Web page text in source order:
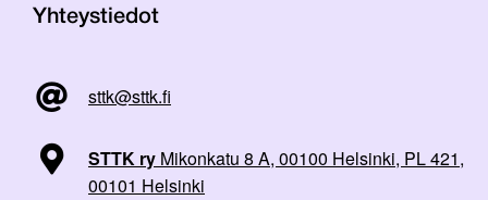
Yhteystiedot
sttk@sttk.fi
STTK ry Mikonkatu 8 A, 00100 Helsinki, PL 421,
00101 Helsinki